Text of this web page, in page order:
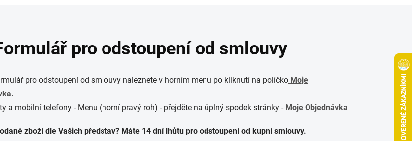
pro odstoupení od smlouvy
pro odstoupení od smlouvy naleznete v horním menu po kliknutí na políčko Moje
a mobilní telefony - Menu (horní pravý roh) - přejděte na úplný spodek stránky -Moje Objednávka
zboží dle Vašich představ? Máte 14 dní lhůtu pro odstoupení od kupní smlouvy.